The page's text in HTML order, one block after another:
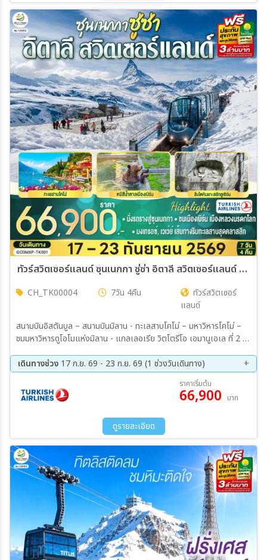
ทัวร์สวิตเซอร์แลนด์ ซุนเนกกา ซู่ซ่า อิตาลี สวิตเซอร์แลนด์ 7วัน 4คืน (TK)
CH_TK00004 7วัน 4คืน
ทัวร์สวิตเซอร์
แลนด์
สนามบินอิสตันบูล – สนามบินมิลาน - ทะเลสาบโคโม่ – มหาวิหารโคโม่ –
ชมมหาวิหารดูโอโมแห่งมิลาน - แกลเลอเรีย วิตโตรีโอ เอมานูเอเล ที่ 2 -
อร์น - ซิยง – มงเทรอซ์ - รูปปั้นเฟรดดี เมอร์คิวรี – เวเว่ย์ - รูปปั้นชาร์ลี
แชปลิน - ส้อมยักษ์กลางทะเลสาบ – เจนีวา - นาฬิกาดอกไม้ - ชมน้ำพุเจ็ท
โด – เก้าอี้หัก – โลซานน์ – ศาลาไทยเฉลิมพระเกียรติ - น้ำพุลิง – เบิร์น -
ชมหอนาฬิกาดาราศาสตร์ - บ่อหมีสีน้ำตาล – อินเทอร์ลาเกน – ซุก - ร้าน
สนามบินซูริค - กรุงเทพฯ (สุวรรณภูมิ)
เดินทางช่วง 17 ก.ย. 69 - 23 ก.ย. 69 (1 ช่วงวันเดินทาง)
ราคาเริ่มต้น
66,900 บาท
ดูรายละเอียด